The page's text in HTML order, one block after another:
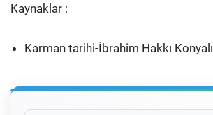
Kaynaklar :
Karman tarihi-İbrahim Hakkı Konyalı